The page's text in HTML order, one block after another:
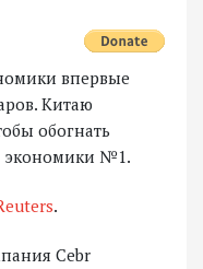
впервые
Китаю
обогнать
экономики №1.
.
Cebr